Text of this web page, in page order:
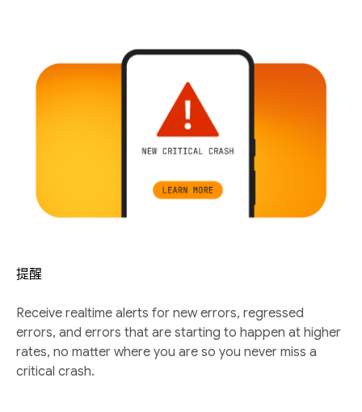
提醒
Receive realtime alerts for new errors, regressed
errors, and errors that are starting to happen at higher
rates, no matter where you are so you never miss a
critical crash.